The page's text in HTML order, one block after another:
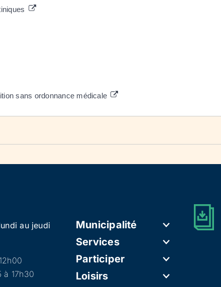
sans ordonnance médicale
au jeudi
à 17h30
Municipalité
Services
Participer
Loisirs